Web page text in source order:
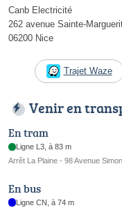
Canb Electricité
262 avenue Sainte-
06200 Nice
Trajet Waze
Venir en
En tram
Ligne L3, à 83 m
Arrêt La Plaine - 98 Avenue
En bus
Ligne CN, à 74 m